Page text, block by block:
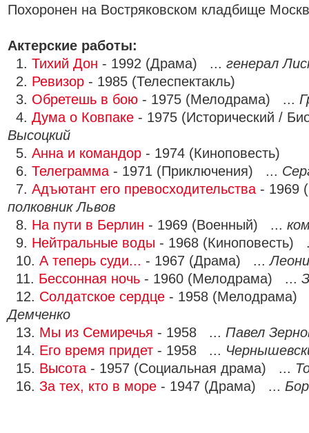
Похоронен на Востряковском кладбище
Актерские работы:
1. Тихий Дон - 1992 (Драма) ... генерал
2. Ревизор - 1985 (Телеспектакль)
3. Обретешь в бою - 1975 (Мелодрама) ...
4. Дума о Ковпаке - 1975 (Исторический /
Высоцкий
5. Анна и командор - 1974 (Киноповесть)
6. Телеграмма - 1971 (Приключения) ...
7. Адъютант его превосходительства - 1969
полковник Львов
8. На пути в Берлин - 1969 (Военный) ...
9. Нейтральные воды - 1968
10. А теперь суди... - 1967 (Драма) ...
11. Бессонная ночь - 1960 (Мелодрама) ...
12. Солдатское сердце - 1958
Демченко
13. Мы из Семиречья - 1958 ... Павел
14. Его время придет - 1958 ...
15. Высота - 1957 (Социальная драма) ...
16. За тех, кто в море - 1947 (Драма) ...